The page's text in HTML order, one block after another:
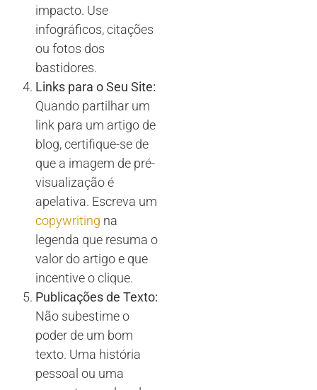
impacto. Use
infográficos, citações
ou fotos dos
bastidores.
Links para o Seu Site:
Quando partilhar um
link para um artigo de
blog, certifique-se de
que a imagem de pré-
visualização é
apelativa. Escreva um
copywriting na
legenda que resuma o
valor do artigo e que
incentive o clique.
Publicações de Texto:
Não subestime o
poder de um bom
texto. Uma história
pessoal ou uma